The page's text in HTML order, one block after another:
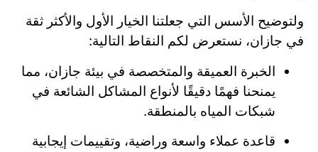
ولتوضيح الأسس التي جعلتنا الخيار الأول والأكثر ثقة
في جازان، نستعرض لكم النقاط التالية:
الخبرة العميقة والمتخصصة في بيئة جازان، مما
يمنحنا فهمًا دقيقًا لأنواع المشاكل الشائعة في
شبكات المياه بالمنطقة.
قاعدة عملاء واسعة وراضية، وتقييمات إيجابية